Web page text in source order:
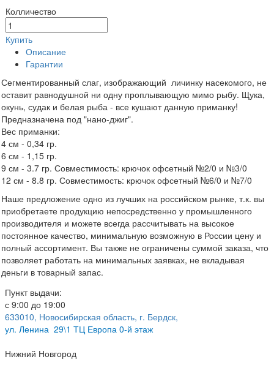
Колличество
Купить
Описание
Гарантии
Сегментированный слаг, изображающий личинку насекомого, не
оставит равнодушной ни одну проплывающую мимо рыбу. Щука,
окунь, судак и белая рыба - все кушают данную приманку!
Предназначена под "нано-джиг".
Вес приманки:
4 см - 0,34 гр.
6 см - 1,15 гр.
9 см - 3.7 гр. Совместимость: крючок офсетный №2/0 и №3/0
12 см - 8.8 гр. Совместимость: крючок офсетный №6/0 и №7/0
Наше предложение одно из лучших на российском рынке, т.к. вы
приобретаете продукцию непосредственно у промышленного
производителя и можете всегда рассчитывать на высокое
постоянное качество, минимальную возможную в России цену и
полный ассортимент. Вы также не ограничены суммой заказа, что
позволяет работать на минимальных заявках, не вкладывая
деньги в товарный запас.
Пункт выдачи:
с 9:00 до 19:00
633010, Новосибирская область, г. Бердск,
ул. Ленина 29\1 ТЦ Европа 0-й этаж
Нижний Новгород